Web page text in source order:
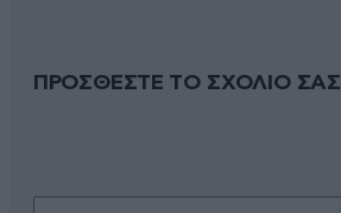
ΠΡΟΣΘΕΣΤΕ ΤΟ ΣΧΟΛΙΟ ΣΑΣ